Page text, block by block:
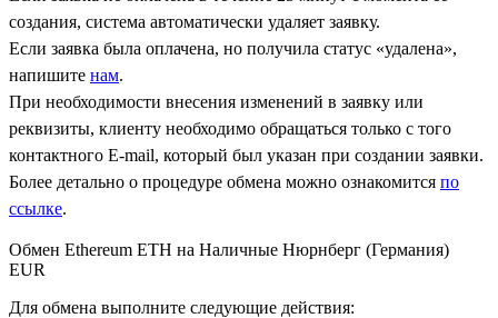
создания, система автоматически удаляет заявку.
Если заявка была оплачена, но получила статус «удалена»,
напишите нам.
При необходимости внесения изменений в заявку или
реквизиты, клиенту необходимо обращаться только с того
контактного Е-mail, который был указан при создании заявки.
Более детально о процедуре обмена можно ознакомится по
ссылке.
Обмен Ethereum ETH на Наличные Нюрнберг (Германия)
EUR
Для обмена выполните следующие действия: